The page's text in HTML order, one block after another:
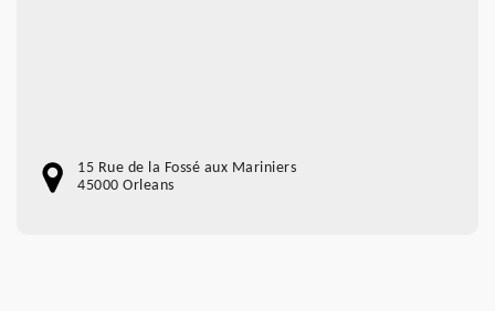
15 Rue de la Fossé aux Mariniers
45000 Orleans